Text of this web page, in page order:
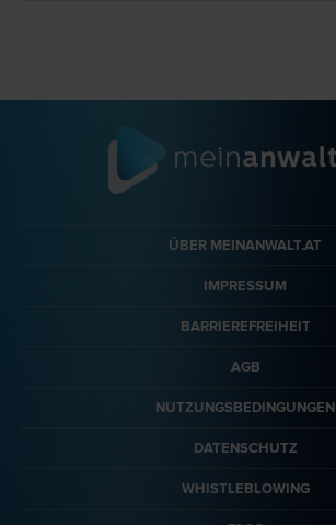
ÜBER MEINANWALT.AT
IMPRESSUM
BARRIEREFREIHEIT
AGB
NUTZUNGSBEDINGUNGEN
DATENSCHUTZ
WHISTLEBLOWING